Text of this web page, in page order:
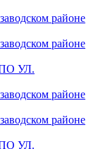
районе
районе
УЛ.
районе
районе
УЛ.